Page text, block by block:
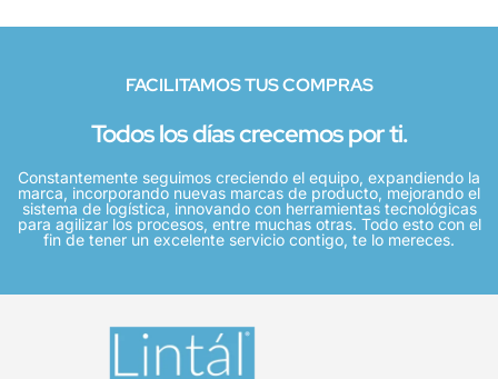
FACILITAMOS TUS COMPRAS
Todos los días crecemos por ti.
Constantemente seguimos creciendo el equipo, expandiendo la
marca, incorporando nuevas marcas de producto, mejorando el
sistema de logística, innovando con herramientas tecnológicas
para agilizar los procesos, entre muchas otras. Todo esto con el
fin de tener un excelente servicio contigo, te lo mereces.